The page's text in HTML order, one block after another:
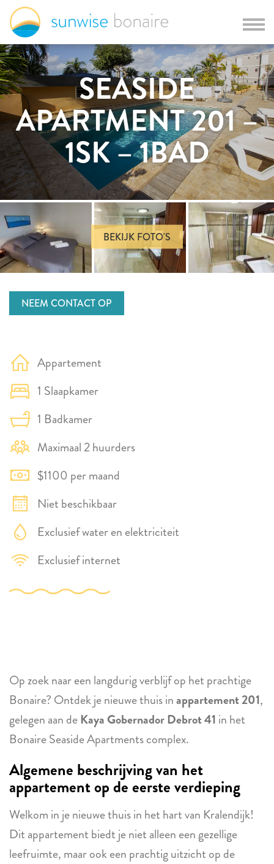
SEASIDE
APARTMENT 201 –
1SK – 1BAD
BEKIJK FOTO'S
NEEM CONTACT OP
Appartement
1 Slaapkamer
1 Badkamer
Maximaal 2 huurders
$1100 per maand
Niet beschikbaar
Exclusief water en elektriciteit
Exclusief internet
Op zoek naar een langdurig verblijf op het prachtige
Bonaire? Ontdek je nieuwe thuis inappartement 201,
gelegen aan deKaya Gobernador Debrot 41 in het
Bonaire Seaside Apartments complex.
Algemene beschrijving van het
appartement op de eerste verdieping
Welkom in je nieuwe thuis in het hart van Kralendijk!
Dit appartement biedt je niet alleen een gezellige
leefruimte, maar ook een prachtig uitzicht op de